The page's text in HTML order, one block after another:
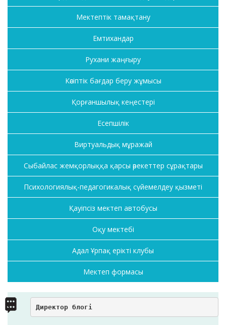
Мектептік тамақтану
Емтихандар
Рухани жаңғыру
Кәсіптік бағдар беру жұмысы
Қорғаншылық кеңестері
Есепшілік
Виртуальдық мұражай
Сыбайлас жемқорлыққа қарсы әрекеттер сұрақтары
Психологиялық-педагогикалық сүйемелдеу қызметі
Қауіпсіз мектеп автобусы
Оқу мектебі
Адал Ұрпақ ерікті клубы
Мектеп формасы
Директор блогі